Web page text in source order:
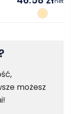
możesz